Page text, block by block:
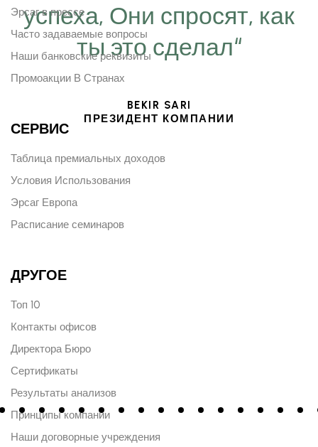
успеха, Они спросят, как
ты это сделал“
BEKIR SARI
ПРЕЗИДЕНТ КОМПАНИИ
Эрсаг в прессе
Часто задаваемые вопросы
Наши банковские реквизиты
Промоакции В Странах
СЕРВИС
Таблица премиальных доходов
Условия Использования
Эрсаг Европа
Расписание семинаров
ДРУГОЕ
Топ 10
Контакты офисов
Директора Бюро
Сертификаты
Результаты анализов
Принципы компании
Наши договорные учреждения